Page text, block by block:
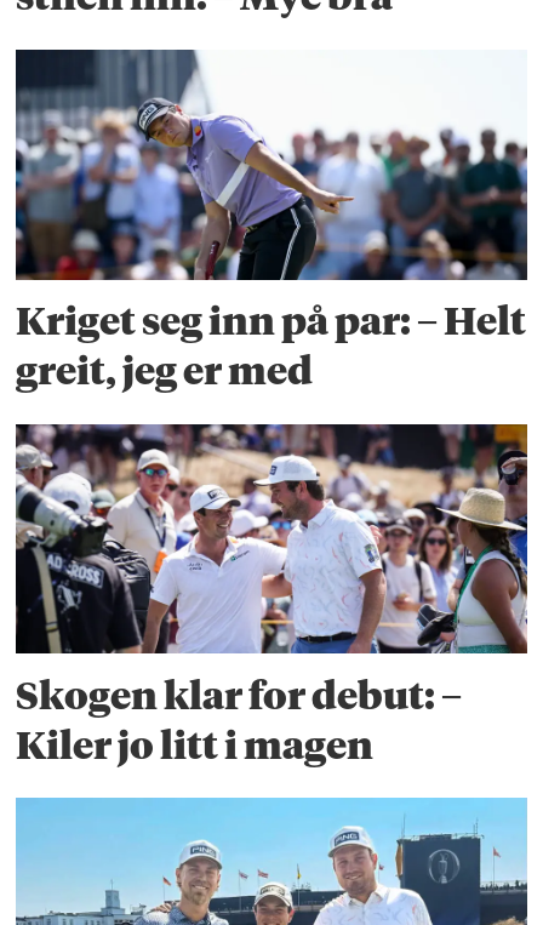
Kriget seg inn på par: – Helt
greit, jeg er med
Skogen klar for debut: –
Kiler jo litt i magen